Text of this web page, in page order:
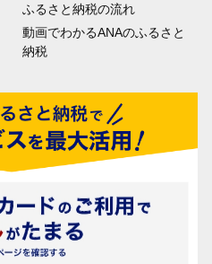
ふるさと納税の流れ
動画でわかるANAのふるさと
納税